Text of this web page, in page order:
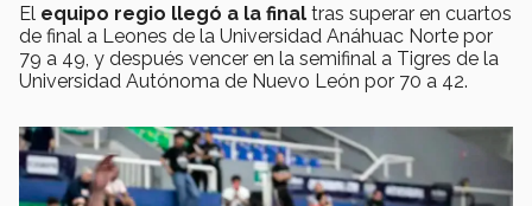
El equipo regio llegó a la final tras superar en cuartos
de final a Leones de la Universidad Anáhuac Norte por
79 a 49, y después vencer en la semifinal a Tigres de la
Universidad Autónoma de Nuevo León por 70 a 42.